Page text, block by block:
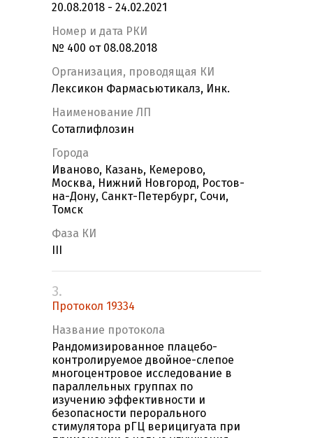
20.08.2018 - 24.02.2021
Номер и дата РКИ
№ 400 от 08.08.2018
Организация, проводящая КИ
Лексикон Фармасьютикалз, Инк.
Наименование ЛП
Сотаглифлозин
Города
Иваново, Казань, Кемерово,
Москва, Нижний Новгород, Ростов-
на-Дону, Санкт-Петербург, Сочи,
Томск
Фаза КИ
3.
Протокол 19334
Название протокола
Рандомизированное плацебо-
контролируемое двойное-слепое
многоцентровое исследование в
параллельных группах по
изучению эффективности и
безопасности перорального
стимулятора рГЦ верицигуата при